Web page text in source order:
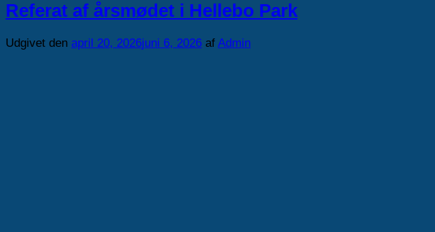
Referat af årsmødet i Hellebo Park
Udgivet den april 20, 2026juni 6, 2026 af Admin